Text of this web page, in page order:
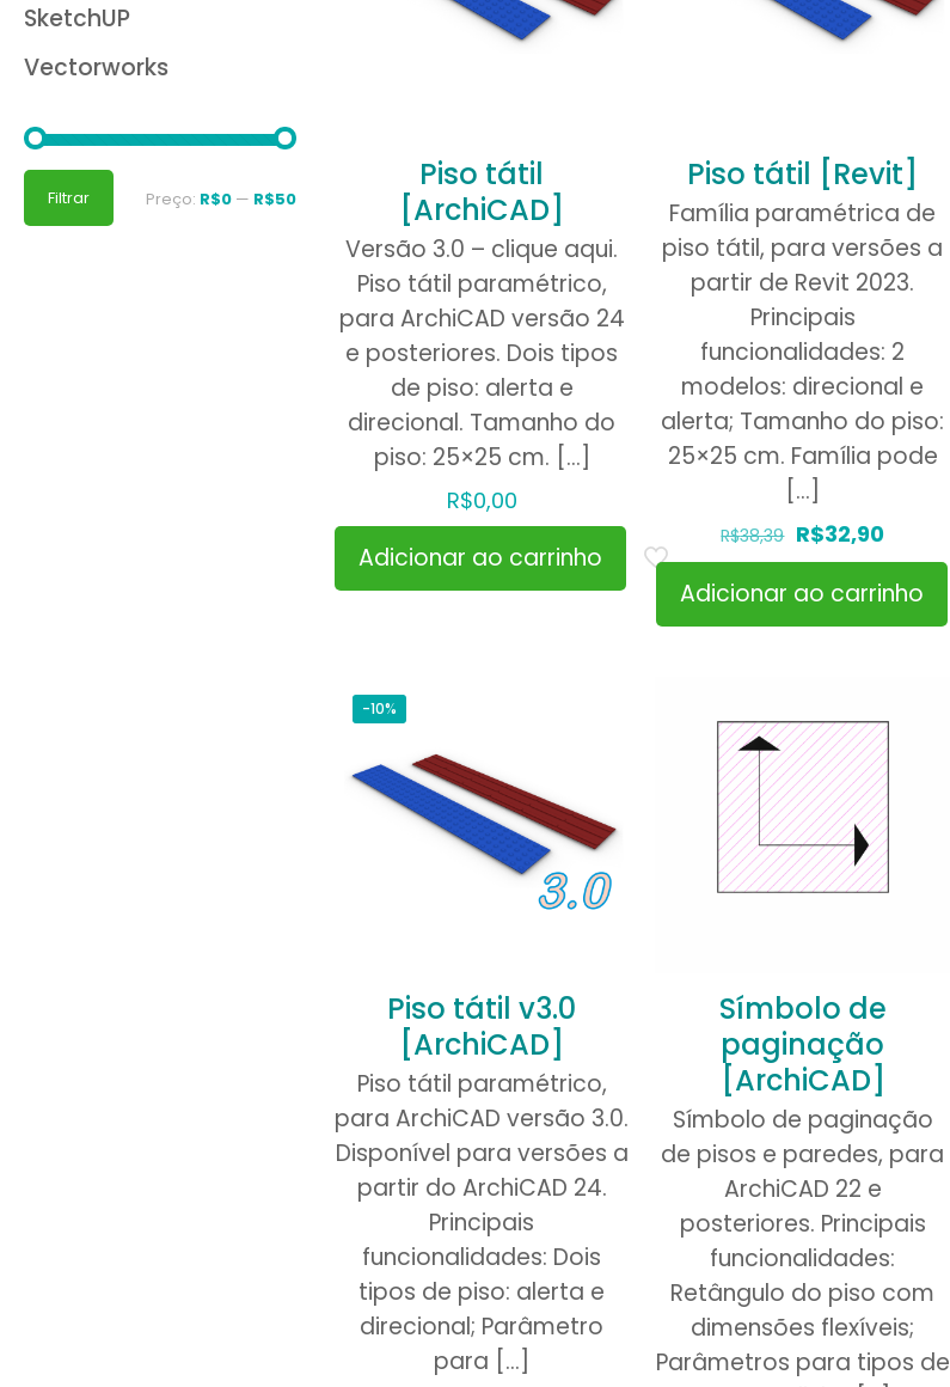
Piso tátil
[ArchiCAD]
Versão 3.0 – clique aqui.
Piso tátil paramétrico,
para ArchiCAD versão 24
e posteriores. Dois tipos
de piso: alerta e
direcional. Tamanho do
piso: 25×25 cm. […]
R$0,00
Adicionar ao carrinho
Piso tátil [Revit]
Família paramétrica de
piso tátil, para versões a
partir de Revit 2023.
Principais
funcionalidades: 2
modelos: direcional e
alerta; Tamanho do piso:
25×25 cm. Família pode
[…]
R$38,39 O
preço
original
R$32,90O
preço
atual
Adicionar ao carrinho
-10%
Piso tátil v3.0
[ArchiCAD]
Piso tátil paramétrico,
para ArchiCAD versão 3.0.
Disponível para versões a
partir do ArchiCAD 24.
Principais
funcionalidades: Dois
tipos de piso: alerta e
direcional; Parâmetro
para […]
Símbolo de
paginação
[ArchiCAD]
Símbolo de paginação
de pisos e paredes, para
ArchiCAD 22 e
posteriores. Principais
funcionalidades:
Retângulo do piso com
dimensões flexíveis;
Parâmetros para tipos de
SketchUP
Vectorworks
mínimo
máximo
Filtrar Preço: R$0— R$50